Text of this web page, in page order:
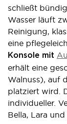
schließt
Wasser läuft
Reinigung,
eine
Konsole mit
erhält eine
Walnuss), auf
platziert wird.
individueller.
Bella, Lara und